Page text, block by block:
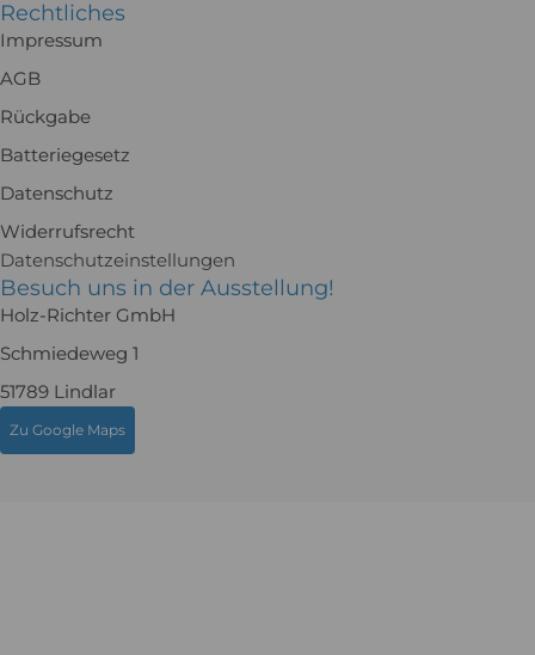
Rechtliches
Impressum
AGB
Rückgabe
Batteriegesetz
Datenschutz
Widerrufsrecht
Datenschutzeinstellungen
Besuch uns in der Ausstellung!
Holz-Richter GmbH
Schmiedeweg 1
51789 Lindlar
Zu Google Maps